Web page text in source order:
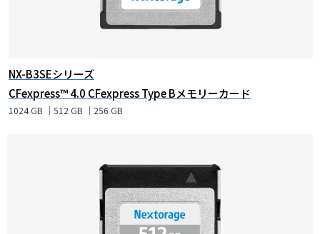
NX-B3SEシリーズ
CFexpress™ 4.0 CFexpress Type Bメモリーカード
1024 GB ｜512 GB ｜256 GB